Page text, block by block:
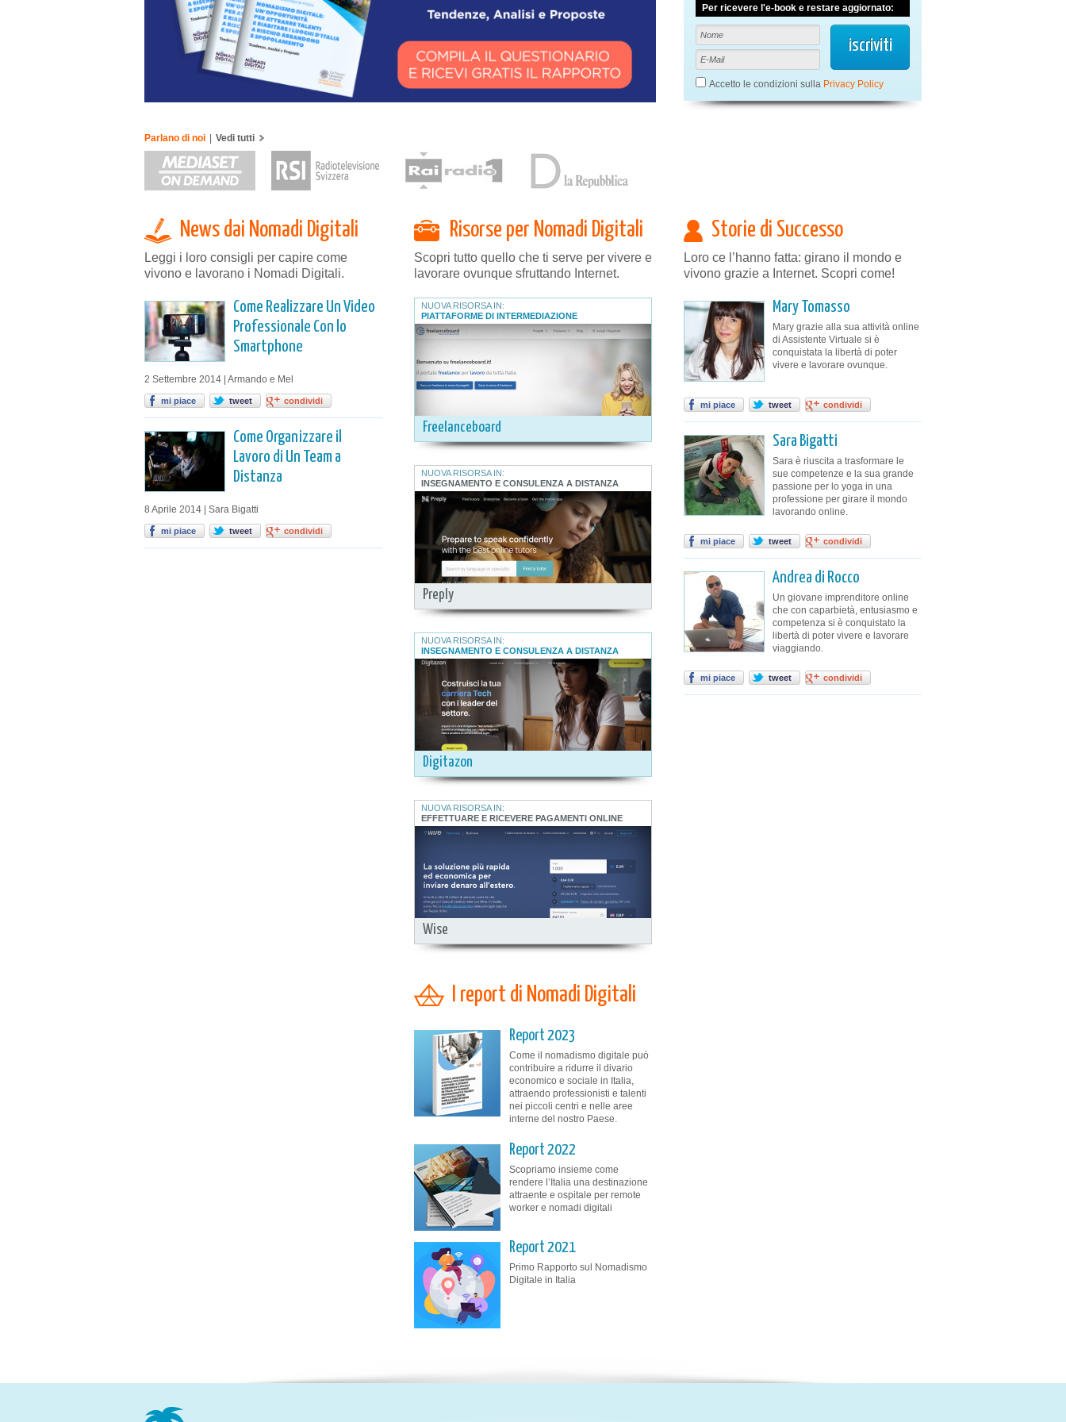
Per ricevere l'e-book e restare aggiornato:
Accetto le condizioni sulla Privacy Policy
Parlano di noi | Vedi tutti
News dai Nomadi Digitali
Leggi i loro consigli per capire come
vivono e lavorano i Nomadi Digitali.
Come Realizzare Un Video
Professionale Con lo
Smartphone
2 Settembre 2014 | Armando e Mel
mi piace tweet condividi
Come Organizzare il
Lavoro di Un Team a
Distanza
8 Aprile 2014 | Sara Bigatti
mi piace tweet condividi
Risorse per Nomadi Digitali
Scopri tutto quello che ti serve per vivere e
lavorare ovunque sfruttando Internet.
Freelanceboard
NUOVA RISORSA IN:
PIATTAFORME DI INTERMEDIAZIONE
Preply
NUOVA RISORSA IN:
INSEGNAMENTO E CONSULENZA A DISTANZA
Digitazon
NUOVA RISORSA IN:
INSEGNAMENTO E CONSULENZA A DISTANZA
Wise
NUOVA RISORSA IN:
EFFETTUARE E RICEVERE PAGAMENTI ONLINE
I report di Nomadi Digitali
Report 2023
Come il nomadismo digitale può
contribuire a ridurre il divario
economico e sociale in Italia,
attraendo professionisti e talenti
nei piccoli centri e nelle aree
interne del nostro Paese.
Report 2022
Scopriamo insieme come
rendere l’Italia una destinazione
attraente e ospitale per remote
worker e nomadi digitali
Report 2021
Primo Rapporto sul Nomadismo
Digitale in Italia
Storie di Successo
Loro ce l’hanno fatta: girano il mondo e
vivono grazie a Internet. Scopri come!
Mary Tomasso
Mary grazie alla sua attività online
di Assistente Virtuale si è
conquistata la libertà di poter
vivere e lavorare ovunque.
mi piace tweet condividi
Sara Bigatti
Sara è riuscita a trasformare le
sue competenze e la sua grande
passione per lo yoga in una
professione per girare il mondo
lavorando online.
mi piace tweet condividi
Andrea di Rocco
Un giovane imprenditore online
che con caparbietà, entusiasmo e
competenza si è conquistato la
libertà di poter vivere e lavorare
viaggiando.
mi piace tweet condividi